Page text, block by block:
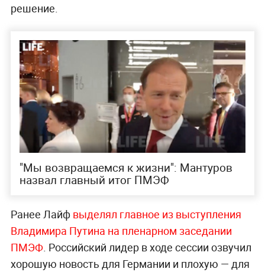
решение.
"Мы возвращаемся к жизни": Мантуров
назвал главный итог ПМЭФ
Ранее Лайф выделял главное из выступления
Владимира Путина на пленарном заседании
ПМЭФ. Российский лидер в ходе сессии озвучил
хорошую новость для Германии и плохую — для